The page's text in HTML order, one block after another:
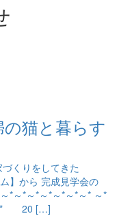
猫と暮らす
くりをしてきた
】から 完成見学会の
*～*～*～*～*～*～* ～*
*～* 20 […]